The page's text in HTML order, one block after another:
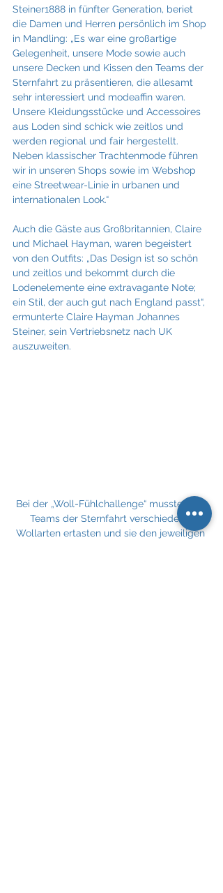
Steiner1888 in fünfter Generation, beriet
die Damen und Herren persönlich im Shop
in Mandling: „Es war eine großartige
Gelegenheit, unsere Mode sowie auch
unsere Decken und Kissen den Teams der
Sternfahrt zu präsentieren, die allesamt
sehr interessiert und modeaffin waren.
Unsere Kleidungsstücke und Accessoires
aus Loden sind schick wie zeitlos und
werden regional und fair hergestellt.
Neben klassischer Trachtenmode führen
wir in unseren Shops sowie im Webshop
eine Streetwear-Linie in urbanen und
internationalen Look.“
Auch die Gäste aus Großbritannien, Claire
und Michael Hayman, waren begeistert
von den Outfits: „Das Design ist so schön
und zeitlos und bekommt durch die
Lodenelemente eine extravagante Note;
ein Stil, der auch gut nach England passt“,
ermunterte Claire Hayman Johannes
Steiner, sein Vertriebsnetz nach UK
auszuweiten.
Bei der „Woll-Fühlchallenge“ mussten die
Teams der Sternfahrt verschiedene
Wollarten ertasten und sie den jeweiligen